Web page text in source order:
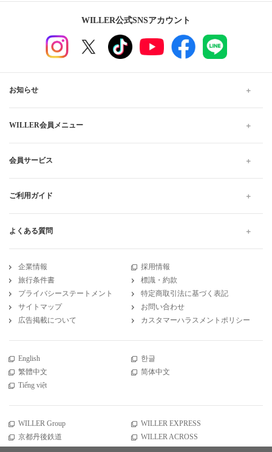
WILLER公式SNSアカウント
お知らせ
WILLER会員メニュー
会員サービス
ご利用ガイド
よくある質問
企業情報
採用情報
旅行条件書
標識・約款
プライバシーステートメント
特定商取引法に基づく表記
サイトマップ
お問い合わせ
広告掲載について
カスタマーハラスメントポリシー
English
한글
繁體中文
简体中文
Tiếng việt
WILLER Group
WILLER EXPRESS
京都丹後鉄道
WILLER ACROSS